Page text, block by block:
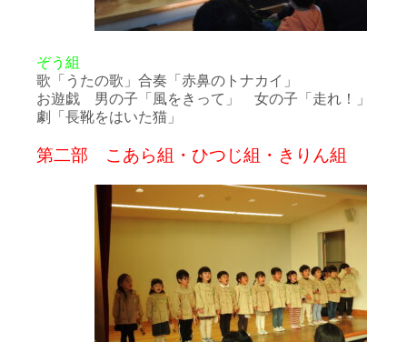
ぞう組
歌「うたの歌」合奏「赤鼻のトナカイ」
お遊戯 男の子「風をきって」 女の子「走れ！」
劇「長靴をはいた猫」
第二部 こあら組・ひつじ組・きりん組